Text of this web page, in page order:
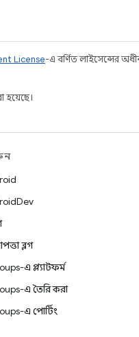
License-এ বর্ণিত লাইসেন্সের
ব্লগ
এ প্ল্যাটফর্ম
এ তৈরি করা
এ পোর্টিং